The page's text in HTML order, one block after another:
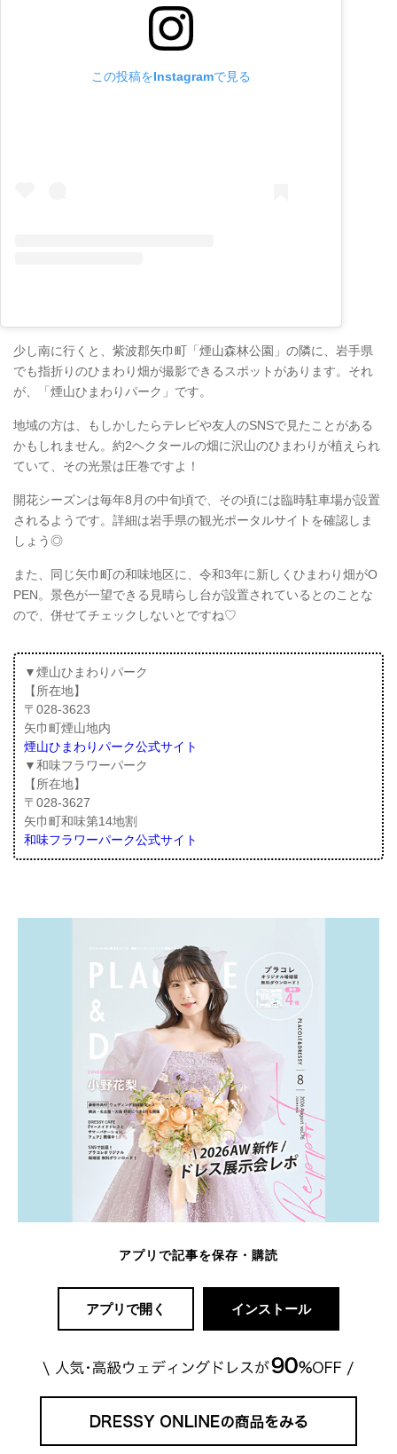
この投稿をInstagramで見る
少し南に行くと、紫波郡矢巾町「煙山森林公園」の隣に、岩手県
でも指折りのひまわり畑が撮影できるスポットがあります。それ
が、「煙山ひまわりパーク」です。
地域の方は、もしかしたらテレビや友人のSNSで見たことがある
かもしれません。約2ヘクタールの畑に沢山のひまわりが植えられ
ていて、その光景は圧巻ですよ！
開花シーズンは毎年8月の中旬頃で、その頃には臨時駐車場が設置
されるようです。詳細は岩手県の観光ポータルサイトを確認しま
しょう◎
また、同じ矢巾町の和味地区に、令和3年に新しくひまわり畑がO
PEN。景色が一望できる見晴らし台が設置されているとのことな
ので、併せてチェックしないとですね♡
▼煙山ひまわりパーク
【所在地】
〒028-3623
矢巾町煙山地内
煙山ひまわりパーク公式サイト
▼和味フラワーパーク
【所在地】
〒028-3627
矢巾町和味第14地割
和味フラワーパーク公式サイト
アプリで記事を保存・購読
アプリで開く インストール